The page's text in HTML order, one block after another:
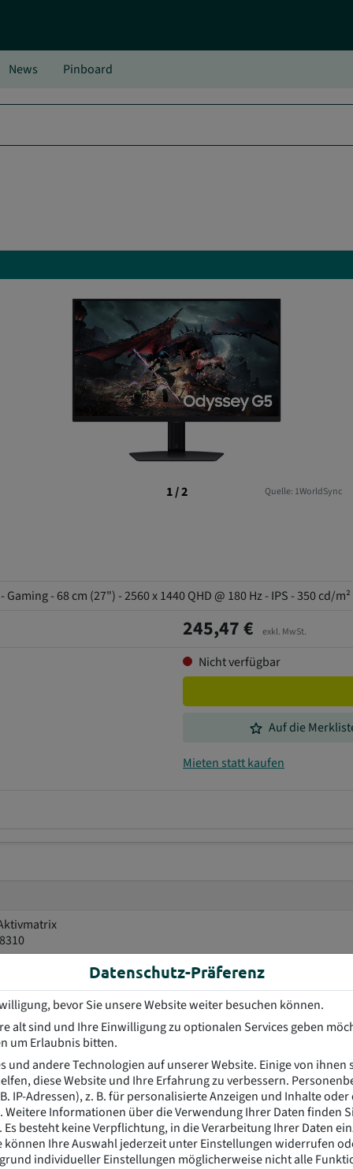
News Pinboard
1 / 2 Quelle: 1WorldSync
- 68 cm (27") - 2560 x 1440 QHD @ 180 Hz - IPS - 350 cd/
245,47 € exkl. MwSt.
Nicht verfügbar
grade Auf die
Mieten statt kaufen
Datenschutz-Präferenz
bevor Sie unsere Website weiter besuchen können.
alt sind und Ihre Einwilligung zu optionalen Services geben
um Erlaubnis bitten.
und andere Technologien auf unserer Website. Einige von ihnen
diese Website und Ihre Erfahrung zu verbessern.
IP-Adressen), z. B. für personalisierte Anzeigen und Inhalte oder
Weitere Informationen über die Verwendung Ihrer Daten finden
. Es besteht keine Verpflichtung, in die Verarbeitung Ihrer Daten
können Ihre Auswahl jederzeit unter Einstellungen widerrufen
individueller Einstellungen möglicherweise nicht alle